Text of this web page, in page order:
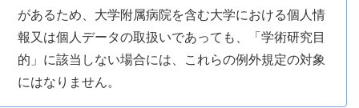
があるため、大学附属病院を含む大学における個人情
報又は個人データの取扱いであっても、「学術研究目
的」に該当しない場合には、これらの例外規定の対象
にはなりません。